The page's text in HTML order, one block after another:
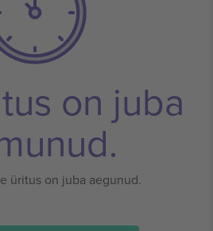
on juba
üritus on juba aegunud.